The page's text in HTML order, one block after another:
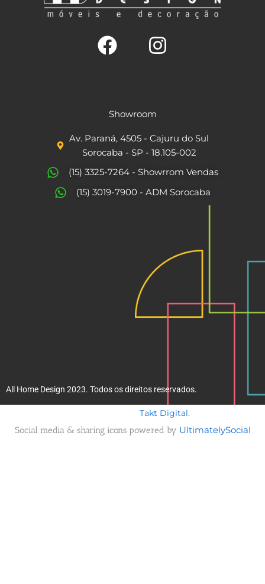
c
e
b
o
o
t
a
g
r
Showroom
Av. Paraná, 4505 - Cajuru do Sul
Sorocaba - SP - 18.105-002
(15) 3325-7264 - Showrrom Vendas
(15) 3019-7900 - ADM Sorocaba
All Home Design 2023. Todos os direitos reservados.
Takt Digital.
Social media & sharing icons powered by UltimatelySocial